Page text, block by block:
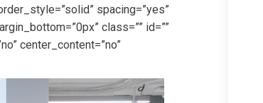
spacing=”yes”
class=”” id=””
center_content=”no”